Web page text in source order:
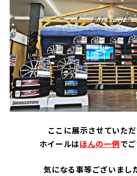
ここに展示させていた
ホイールはほんの一例で
気になる事等ございまし